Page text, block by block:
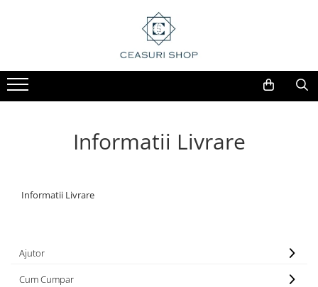
Informatii Livrare
Informatii Livrare
Ajutor
Cum Cumpar